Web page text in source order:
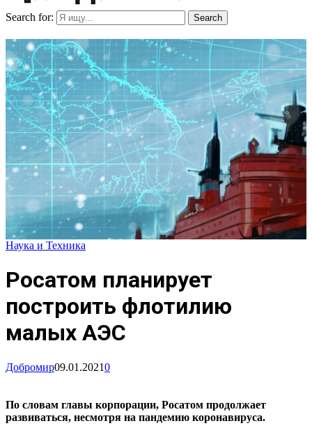
Search for: Search
Наука и Техника
Росатом планирует
построить флотилию
малых АЭС
Добромир09.01.20210
По словам главы корпорации, Росатом продолжает
развиваться, несмотря на пандемию коронавируса.